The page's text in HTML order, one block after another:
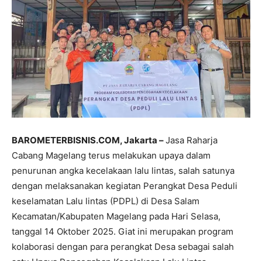
BAROMETERBISNIS.COM, Jakarta –Jasa Raharja
Cabang Magelang terus melakukan upaya dalam
penurunan angka kecelakaan lalu lintas, salah satunya
dengan melaksanakan kegiatan Perangkat Desa Peduli
keselamatan Lalu lintas (PDPL) di Desa Salam
Kecamatan/Kabupaten Magelang pada Hari Selasa,
tanggal 14 Oktober 2025. Giat ini merupakan program
kolaborasi dengan para perangkat Desa sebagai salah